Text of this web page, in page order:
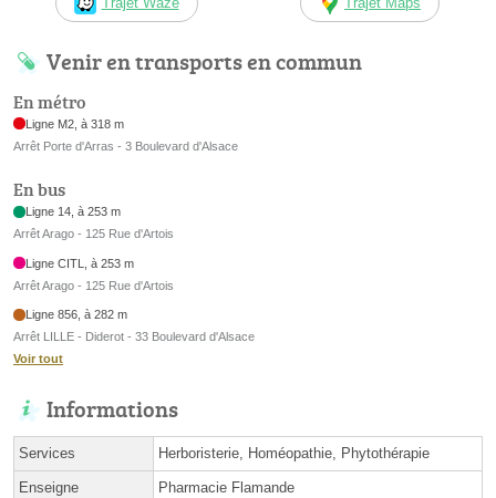
Venir en transports en commun
En métro
Ligne M2, à 318 m
Arrêt Porte d'Arras - 3 Boulevard d'Alsace
En bus
Ligne 14, à 253 m
Arrêt Arago - 125 Rue d'Artois
Ligne CITL, à 253 m
Arrêt Arago - 125 Rue d'Artois
Ligne 856, à 282 m
Arrêt LILLE - Diderot - 33 Boulevard d'Alsace
Voir tout
Informations
Services Herboristerie, Homéopathie, Phytothérapie
Enseigne Pharmacie Flamande